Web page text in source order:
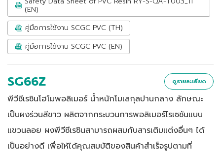
(EN)
คู่มือการใช้งาน SCGC PVC (TH)
คู่มือการใช้งาน SCGC PVC (EN)
SG66Z ดูรายละเอียด
พีวีซีเรซินโฮโมพอลิเมอร์ น้ำหนักโมเลกุลปานกลาง ลักษณะ
เป็นผงร่วนสีขาว ผลิตจากกระบวนการพอลิเมอร์ไรเซชันแบบ
แขวนลอย ผงพีวีซีเรซินสามารถผสมกับสารเติมแต่งอื่นๆ ได้
เป็นอย่างดี เพื่อให้ได้คุณสมบัติของสินค้าสำเร็จรูปตามที่